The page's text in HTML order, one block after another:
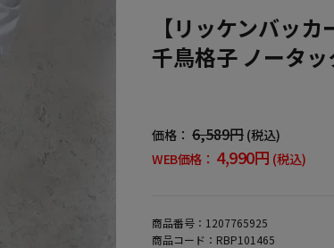
【リッケンバッ
千鳥格子 ノータ
価格： 6,589円 (税込)
WEB価格： 4,990円 (税込)
商品番号： 1207765925
商品コード： RBP101465